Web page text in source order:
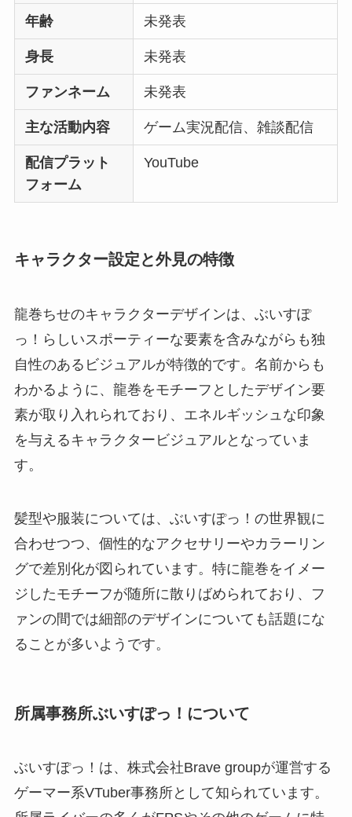
年齢 未発表
身長 未発表
ファンネーム 未発表
主な活動内容 ゲーム実況配信、雑談配信
配信プラット
フォーム
YouTube
キャラクター設定と外見の特徴
龍巻ちせのキャラクターデザインは、ぶいすぽ
っ！らしいスポーティーな要素を含みながらも独
自性のあるビジュアルが特徴的です。名前からも
わかるように、龍巻をモチーフとしたデザイン要
素が取り入れられており、エネルギッシュな印象
を与えるキャラクタービジュアルとなっていま
す。
髪型や服装については、ぶいすぽっ！の世界観に
合わせつつ、個性的なアクセサリーやカラーリン
グで差別化が図られています。特に龍巻をイメー
ジしたモチーフが随所に散りばめられており、フ
ァンの間では細部のデザインについても話題にな
ることが多いようです。
所属事務所ぶいすぽっ！について
ぶいすぽっ！は、株式会社Brave groupが運営する
ゲーマー系VTuber事務所として知られています。